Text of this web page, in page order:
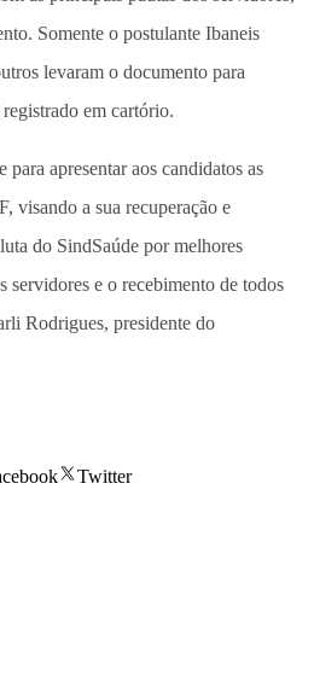
Somente o postulante Ibaneis
levaram o documento para
em cartório.
apresentar aos candidatos as
visando a sua recuperação e
do SindSaúde por melhores
servidores e o recebimento de todos
Rodrigues, presidente do
Twitter